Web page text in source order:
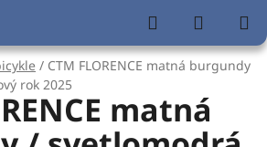
Hľadať
KOŠÍK
/ CTM FLORENCE matná burgundy
rok 2025
matná